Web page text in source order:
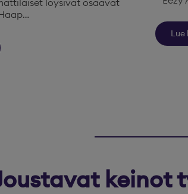
löysivät osaavat
Lue
keinot